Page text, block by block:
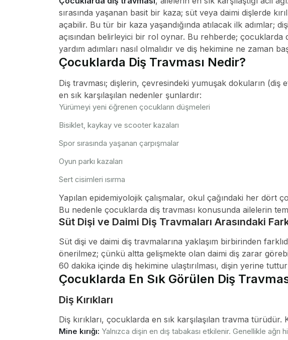
sırasında yaşanan basit bir kaza; süt veya daimi dişlerde
açabilir. Bu tür bir kaza yaşandığında atılacak ilk adımlar;
açısından belirleyici bir rol oynar. Bu rehberde;
yardım adımları nasıl olmalıdır ve diş hekimine ne zaman
Çocuklarda Diş Travması Nedir?
Diş travması; dişlerin, çevresindeki yumuşak dokuların
en sık karşılaşılan nedenler şunlardır:
Yürümeyi yeni öğrenen çocukların düşmeleri
Bisiklet, kaykay ve scooter kazaları
Spor sırasında yaşanan çarpışmalar
Oyun parkı kazaları
Sert cisimleri ısırma
Yapılan epidemiyolojik çalışmalar, okul çağındaki her dört
Bu nedenle çocuklarda diş travması konusunda ailelerin
Süt Dişi ve Daimi Diş Travmaları Arasındaki
Süt dişi ve daimi diş travmalarına yaklaşım birbirinden
önerilmez; çünkü altta gelişmekte olan daimi diş zarar
60 dakika içinde diş hekimine ulaştırılması, dişin yerine
Çocuklarda En Sık Görülen Diş
Diş Kırıkları
Diş kırıkları, çocuklarda en sık karşılaşılan travma türüdür.
Mine kırığı: Yalnızca dişin en dış tabakası etkilenir. Genellikle ağrı